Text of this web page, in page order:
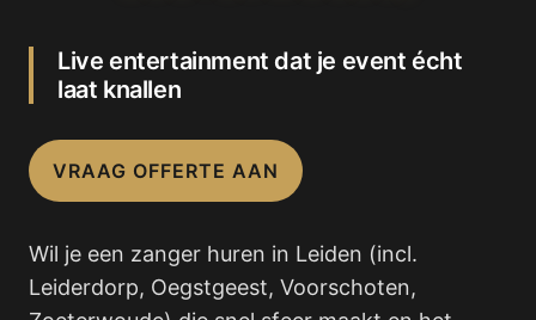
Live entertainment dat je event écht
laat knallen
VRAAG OFFERTE AAN
Wil je een zanger huren in Leiden (incl.
Leiderdorp, Oegstgeest, Voorschoten,